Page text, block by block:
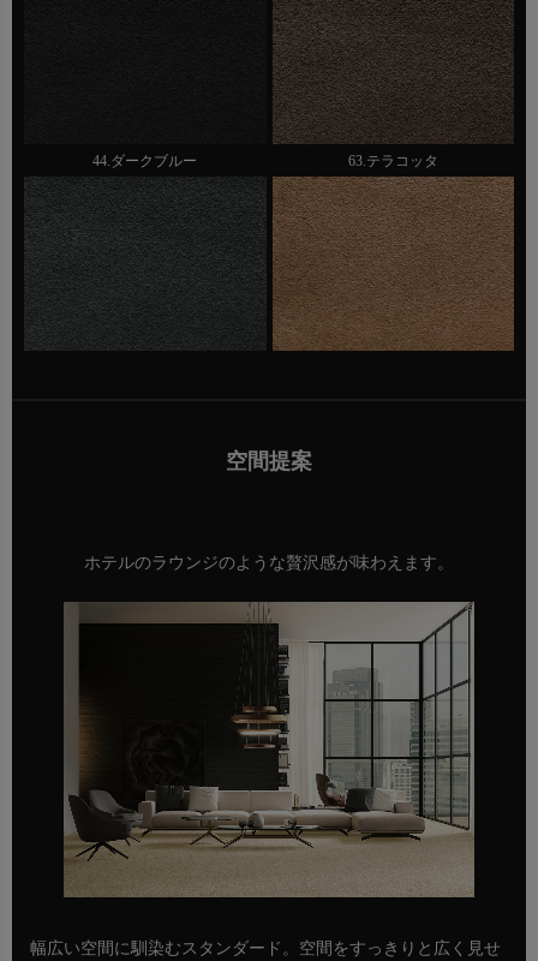
44.ダークブルー 63.テラコッタ
空間提案
ホテルのラウンジのような贅沢感が味わえます。
幅広い空間に馴染むスタンダード。空間をすっきりと広く見せ